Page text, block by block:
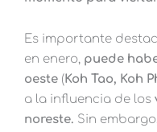
Es importante
en enero, puede
oeste (Koh Tao, Koh
a la influencia de los
noreste. Sin